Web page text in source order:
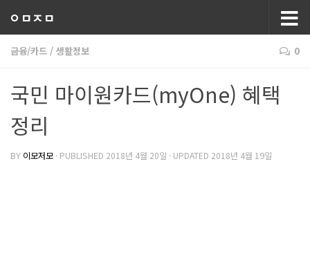
ㅇㅁㅈㅁ
금융/카드 / 생활정보 0
국민 마이원카드(myOne) 혜택
정리
BY 이모저모 · PUBLISHED 2018년 4월 20일 · UPDATED 2018년 4월 19일